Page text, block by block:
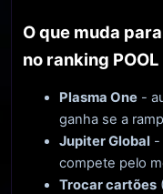
O que muda
no ranking POOL
Plasma One -
ganha se a
Jupiter Global -
compete pelo
Trocar cartões